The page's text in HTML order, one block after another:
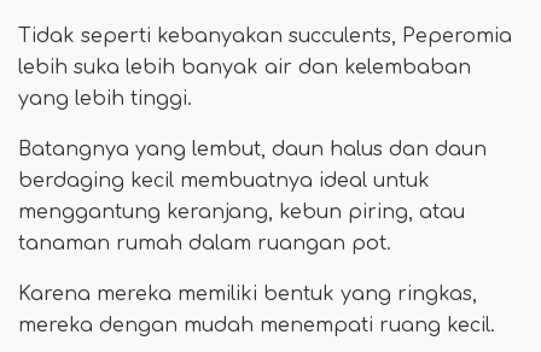
Tidak seperti kebanyakan succulents, Peperomia
lebih suka lebih banyak air dan kelembaban
yang lebih tinggi.
Batangnya yang lembut, daun halus dan daun
berdaging kecil membuatnya ideal untuk
menggantung keranjang, kebun piring, atau
tanaman rumah dalam ruangan pot.
Karena mereka memiliki bentuk yang ringkas,
mereka dengan mudah menempati ruang kecil.